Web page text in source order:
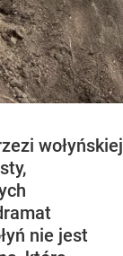
wołyńskiej
nie jest